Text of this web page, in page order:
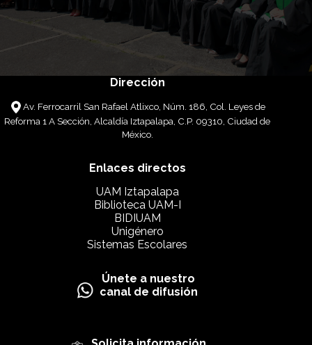
Dirección
Av. Ferrocarril San Rafael Atlixco, Núm. 186, Col. Leyes de
Reforma 1 A Sección, Alcaldía Iztapalapa, C.P. 09310, Ciudad de
México.
Enlaces directos
UAM Iztapalapa
Biblioteca UAM-I
BIDIUAM
Unigénero
Sistemas Escolares
Únete a nuestro
canal de difusión